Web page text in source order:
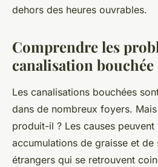
dehors des heures ouvrables.
Comprendre les
canalisation bouchée
Les canalisations bouchées
dans de nombreux foyers.
produit-il ? Les causes
accumulations de graisse et de
étrangers qui se retrouvent